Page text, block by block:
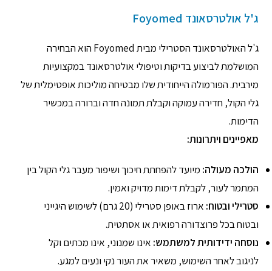
ג'ל אולטרסאונד Foyomed
ג'ל האולטרסאונד הסטרילי מבית Foyomed הוא הבחירה
המושלמת לביצוע בדיקות וטיפולי אולטרסאונד במקצועיות
מירבית. הפורמולה הייחודית שלו מבטיחה מוליכות אופטימלית של
גלי הקול, חדירה עמוקה וקבלת תמונה חדה וברורה במכשיר
הדימות.
מאפיינים ויתרונות:
הולכה מעולה: מיועד להפחתת חיכוך ושיפור מעבר גלי הקול בין
המתמר לעור, לקבלת דימות מדויק ואמין.
סטרילי ובטוח:
ארוז באופן סטרילי (20 גרם) לשימוש היגייני
ובטוח בכל פרוצדורה רפואית או אסתטית.
נוסחה ידידותית למשתמש: אינו שמנוני, אינו מכתים וקל
לניגוב לאחר השימוש, משאיר את העור נקי ונעים למגע.